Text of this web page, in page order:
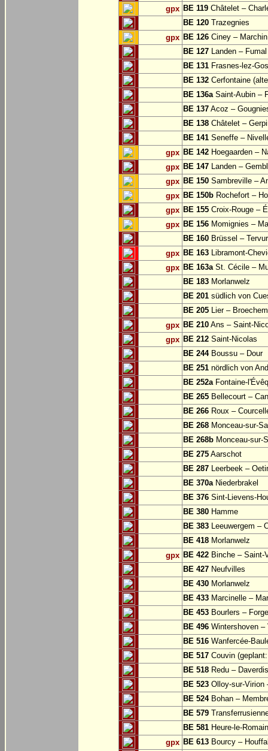
gpx BE 119 Châtelet –
BE 120 Trazegnies
gpx BE 126 Ciney – Marchin
BE 127 Landen – Fumal
BE 131 Frasnes-lez-
BE 132 Cerfontaine
BE 136aSaint-Aubin –
BE 137 Acoz –
BE 138 Châtelet –
BE 141 Seneffe –
gpx BE 142 Hoegaarden –
gpx BE 147 Landen –
gpx BE 150 Sambreville –
gpx BE 150b Rochefort –
gpx BE 155 Croix-Rouge –
gpx BE 156 Momignies –
BE 160 Brüssel –
gpx BE 163 Libramont-
gpx BE 163aSt. Cécile –
BE 183 Morlanwelz
BE 201 südlich von
BE 205 Lier – Broechem
gpx BE 210 Ans – Saint-
gpx BE 212 Saint-Nicolas
BE 244Boussu – Dour
BE 251 nördlich von
BE 252aFontaine-
BE 265 Bellecourt –
BE 266 Roux –
BE 268 Monceau-sur-
BE 268b Monceau-sur-
BE 275 Aarschot
BE 287 Leerbeek –
BE 370aNiederbrakel
BE 376 Sint-Lievens-
BE 380 Hamme
BE 383 Leeuwergem –
BE 418 Morlanwelz
gpx BE 422 Binche – Saint-
BE 427 Neufvilles
BE 430 Morlanwelz
BE 433 Marcinelle –
BE 453 Bourlers –
BE 496 Wintershoven –
BE 516 Wanfercée-
BE 517 Couvin
BE 518 Redu –
BE 523 Olloy-sur-Virion
BE 524Bohan –
BE 579
BE 581 Heure-le-
gpx BE 613 Bourcy –